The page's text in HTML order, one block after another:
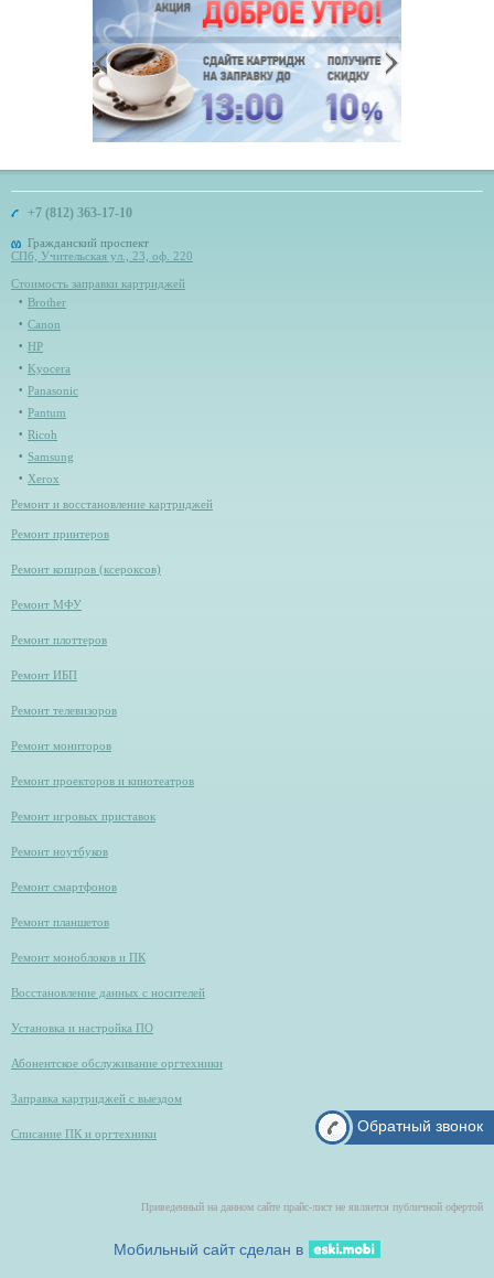
Обратный звонок
+7 (812) 363-17-10
Гражданский проспект
СПб, Учительская ул., 23, оф. 220
Стоимость заправки картриджей
Brother
Canon
HP
Kyocera
Panasonic
Pantum
Ricoh
Samsung
Xerox
Ремонт и восстановление картриджей
Ремонт принтеров
Ремонт копиров (ксероксов)
Ремонт МФУ
Ремонт плоттеров
Ремонт ИБП
Ремонт телевизоров
Ремонт мониторов
Ремонт проекторов и кинотеатров
Ремонт игровых приставок
Ремонт ноутбуков
Ремонт смартфонов
Ремонт планшетов
Ремонт моноблоков и ПК
Восстановление данных с носителей
Установка и настройка ПО
Абонентское обслуживание оргтехники
Заправка картриджей с выездом
Списание ПК и оргтехники
Приведенный на данном сайте прайс-лист не является публичной офертой
Мобильный сайт сделан в